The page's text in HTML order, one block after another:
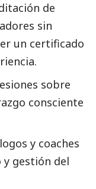
de
sin
un certificado
sobre
consciente
y coaches
y gestión del